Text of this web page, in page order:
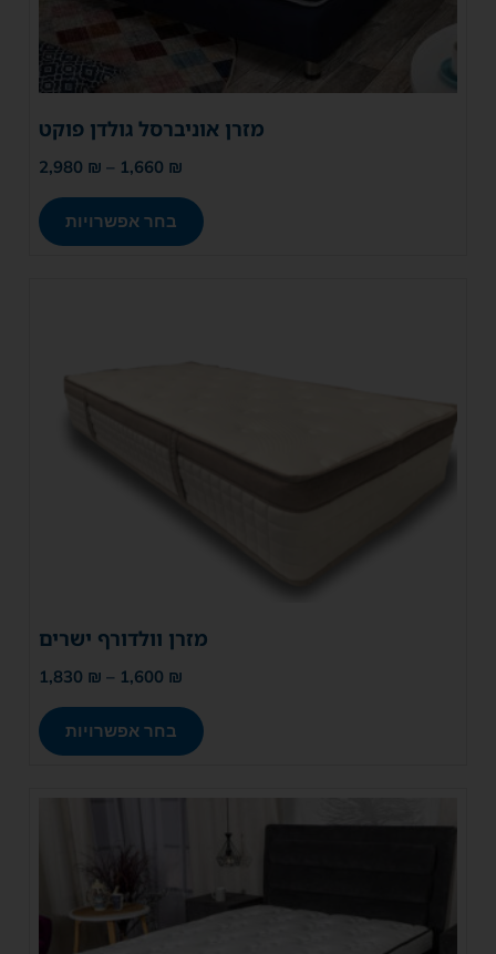
מזרן אוניברסל גולדן פוקט
1,660 ₪
–
2,980 ₪
בחר אפשרויות
מזרן וולדורף ישרים
1,600 ₪
–
1,830 ₪
בחר אפשרויות